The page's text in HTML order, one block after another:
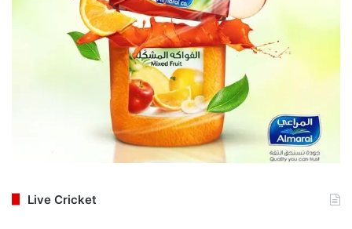
Live Cricket